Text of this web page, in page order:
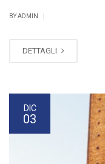
BY ADMIN
DETTAGLI
DIC
03